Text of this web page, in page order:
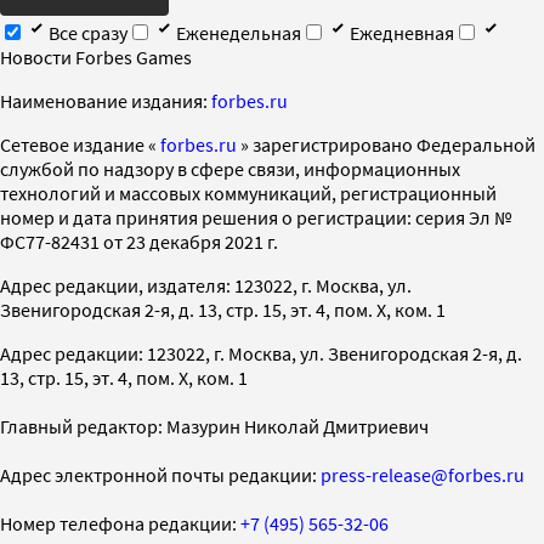
Все сразу
Еженедельная
Ежедневная
Новости Forbes Games
Наименование издания: forbes.ru
Cетевое издание « forbes.ru » зарегистрировано Федеральной
службой по надзору в сфере связи, информационных
технологий и массовых коммуникаций, регистрационный
номер и дата принятия решения о регистрации: серия Эл №
ФС77-82431 от 23 декабря 2021 г.
Адрес редакции, издателя: 123022, г. Москва, ул.
Звенигородская 2-я, д. 13, стр. 15, эт. 4, пом. X, ком. 1
Адрес редакции: 123022, г. Москва, ул. Звенигородская 2-я, д.
13, стр. 15, эт. 4, пом. X, ком. 1
Главный редактор: Мазурин Николай Дмитриевич
Адрес электронной почты редакции: press-release@forbes.ru
Номер телефона редакции: +7 (495) 565-32-06